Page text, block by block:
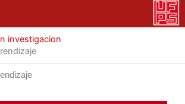
investigacion